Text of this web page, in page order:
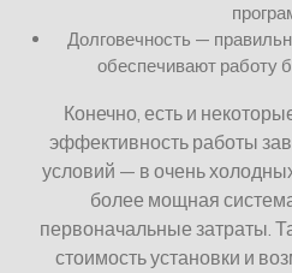
Долговечность —
обеспечивают работу
Конечно, есть и
эффективность работы
условий — в очень
более мощная
первоначальные затраты.
стоимость установки и